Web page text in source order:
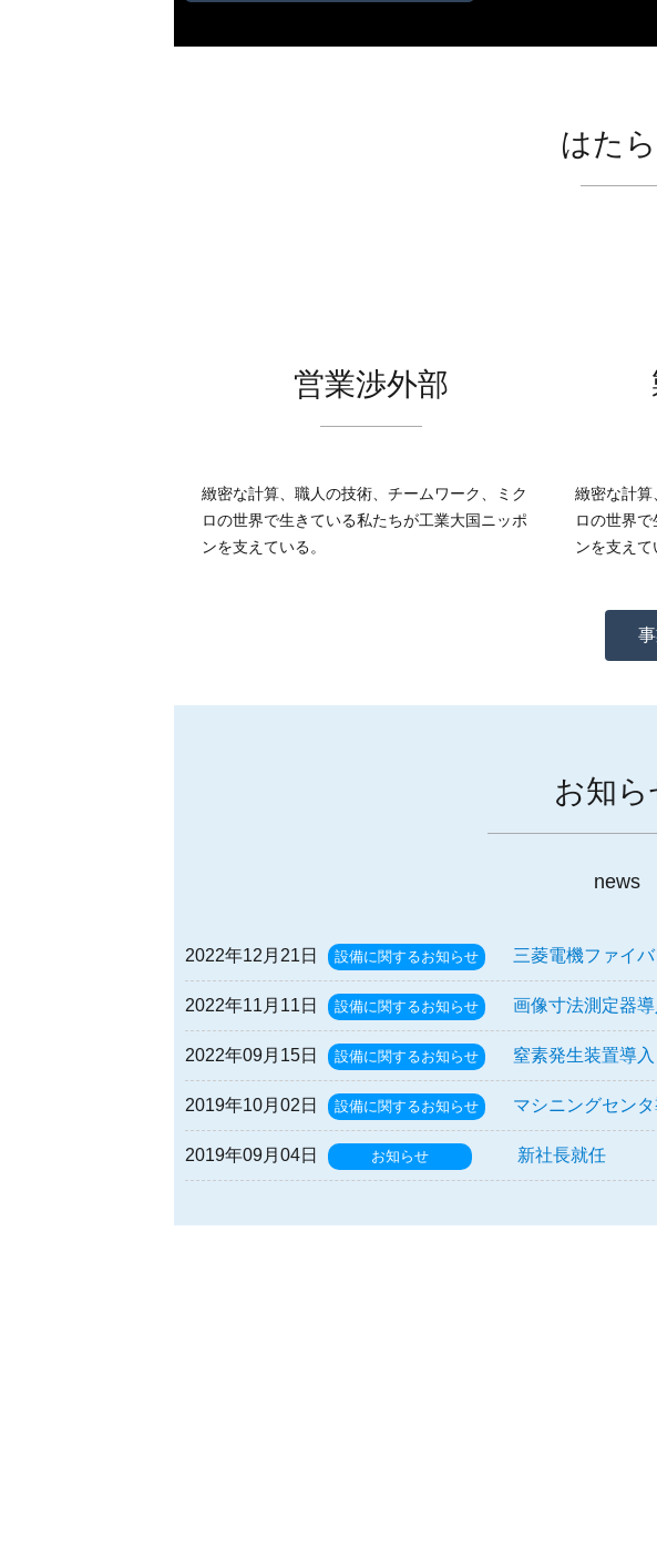
はた
営業渉外部
緻密な計算、職人の技術、チームワーク、ミク
ロの世界で生きている私たちが工業大国ニッポ
ンを支えている。
緻密な計算
ロの世界
ンを支えて
お知ら
news
2022年12月21日 設備に関するお知らせ 三菱電機ファイバ
2022年11月11日 設備に関するお知らせ 画像寸法測定器導
2022年09月15日 設備に関するお知らせ 窒素発生装置導入
2019年10月02日 設備に関するお知らせ マシニングセンタ
2019年09月04日 お知らせ 新社長就任